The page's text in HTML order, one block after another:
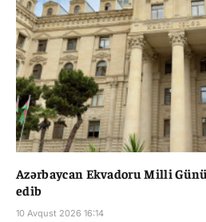
Azərbaycan Ekvadoru Milli
edib
10 Avqust 2026 16:14